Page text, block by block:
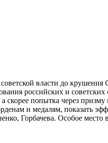
власти до
российских и советских
попытка через
и медалям, показать
Горбачева. Особое место